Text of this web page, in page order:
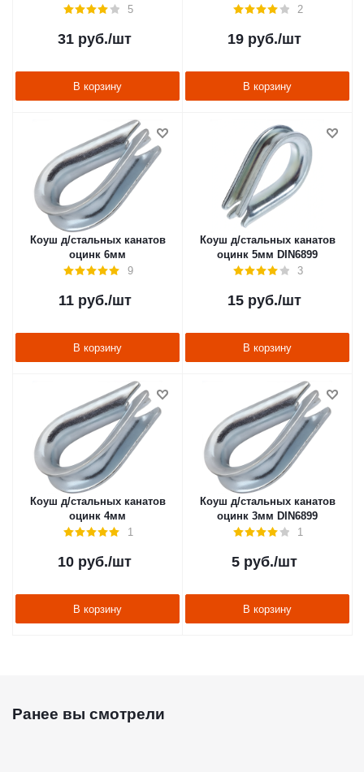
5
31 руб./шт
В корзину
2
19 руб./шт
В корзину
Коуш д/стальных канатов
оцинк 6мм
9
11руб./шт
В корзину
Коуш д/стальных канатов
оцинк 5мм DIN6899
3
15 руб./шт
В корзину
Коуш д/стальных канатов
оцинк 4мм
1
10 руб./шт
В корзину
Коуш д/стальных канатов
оцинк 3мм DIN6899
1
5 руб./шт
В корзину
Ранее вы смотрели